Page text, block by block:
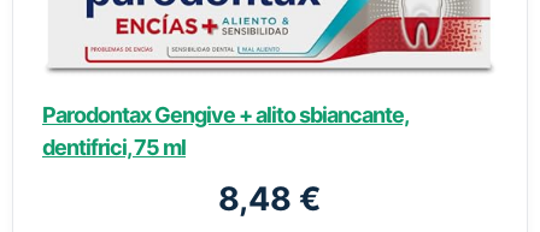
Parodontax Gengive + alito sbiancante,
dentifrici, 75 ml
8,48 €